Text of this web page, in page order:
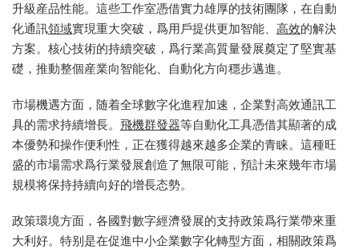
升級産品性能。這些工作室憑借實力雄厚的技術團隊，在自動
化通訊領域實現重大突破，爲用戶提供更加智能、 高效的解決
方案。核心技術的持續突破，爲行業高質量發展奠定了堅實基
礎，推動整個産業向智能化、自動化方向穩步邁進。
市場機遇方面，随着全球數字化進程加速，企業對高效通訊工
具的需求持續增長。 飛機群發器等自動化工具憑借其顯著的成
本優勢和操作便利性，正在獲得越來越多企業的青睐。這種旺
盛的市場需求爲行業發展創造了無限可能，預計未來幾年市場
規模将保持持續向好的增長态勢。
政策環境方面，各國對數字經濟發展的支持政策爲行業帶來重
大利好。特别是在促進中小企業數字化轉型方面，相關政策爲